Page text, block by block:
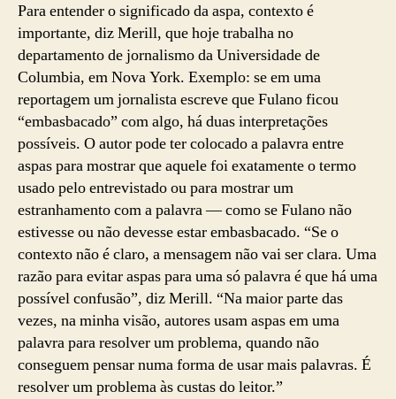
Para entender o significado da aspa, contexto é
importante, diz Merill, que hoje trabalha no
departamento de jornalismo da Universidade de
Columbia, em Nova York. Exemplo: se em uma
reportagem um jornalista escreve que Fulano ficou
“embasbacado” com algo, há duas interpretações
possíveis. O autor pode ter colocado a palavra entre
aspas para mostrar que aquele foi exatamente o termo
usado pelo entrevistado ou para mostrar um
estranhamento com a palavra — como se Fulano não
estivesse ou não devesse estar embasbacado. “Se o
contexto não é claro, a mensagem não vai ser clara. Uma
razão para evitar aspas para uma só palavra é que há uma
possível confusão”, diz Merill. “Na maior parte das
vezes, na minha visão, autores usam aspas em uma
palavra para resolver um problema, quando não
conseguem pensar numa forma de usar mais palavras. É
resolver um problema às custas do leitor.”